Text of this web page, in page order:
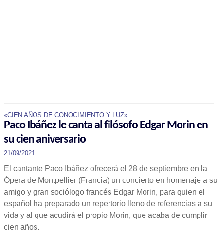
«CIEN AÑOS DE CONOCIMIENTO Y LUZ»
Paco Ibáñez le canta al filósofo Edgar Morin en
su cien aniversario
21/09/2021
El cantante Paco Ibáñez ofrecerá el 28 de septiembre en la
Ópera de Montpellier (Francia) un concierto en homenaje a su
amigo y gran sociólogo francés Edgar Morin, para quien el
español ha preparado un repertorio lleno de referencias a su
vida y al que acudirá el propio Morin, que acaba de cumplir
cien años.